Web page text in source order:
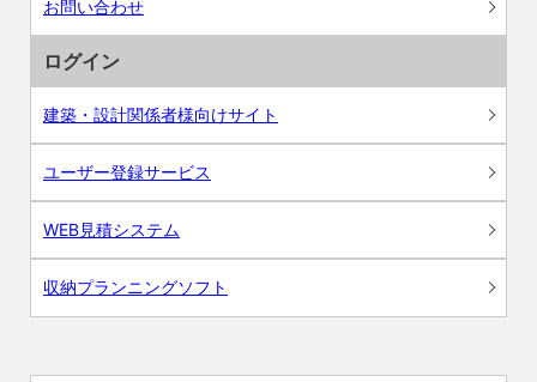
お問い合わせ
ログイン
建築・設計関係者様向けサイト
ユーザー登録サービス
WEB見積システム
収納プランニングソフト